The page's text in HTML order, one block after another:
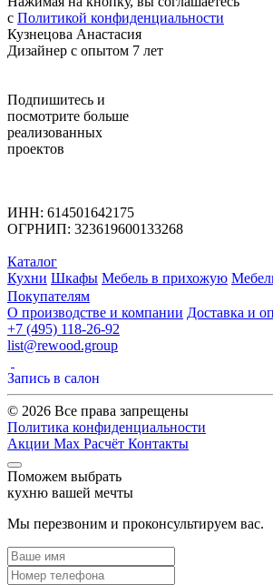
с Политикой конфиденциальности
Кузнецова Анастасия
Дизайнер с опытом 7 лет
Подпишитесь и
посмотрите больше
реализованных
проектов
ИНН: 614501642175
ОГРНИП: 323619600133268
Каталог
Кухни Шкафы Мебель в прихожую
Покупателям
О производстве и компании Доставка и
+7 (495) 118-26-92
list@rewood.group
Запись в салон
© 2026 Все права запрещены
Политика конфиденциальности
Акции Max Расчёт Контакты
Поможем выбрать
кухню вашей мечты
Мы перезвоним и проконсультируем вас.